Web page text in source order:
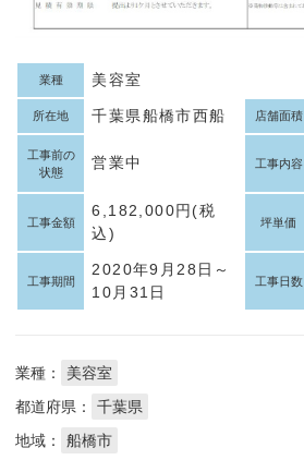
業種 美容室
所在地 千葉県船橋市西船 店舗面積
工事前の
状態
営業中 工事内容
工事金額
6,182,000円(税
込)
坪単価
工事期間
2020年9月28日～
10月31日
工事日数
業種：
美容室
都道府県：
千葉県
地域：
船橋市